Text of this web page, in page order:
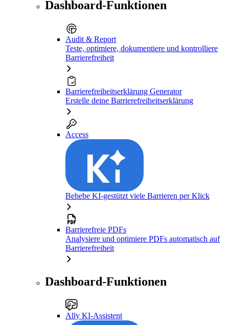
Dashboard-Funktionen
Audit & Report
Teste, optimiere, dokumentiere und kontrolliere
Barrierefreiheit
Barrierefreiheitserklärung Generator
Erstelle deine Barrierefreiheitserklärung
Access
Behebe KI-gestützt viele Barrieren per Klick
Barrierefreie PDFs
Analysiere und optimiere PDFs automatisch auf
Barrierefreiheit
Dashboard-Funktionen
Ally KI-Assistent